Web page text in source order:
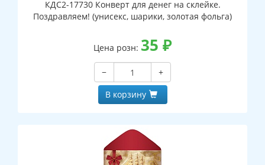
КДС2-17730 Конверт для денег на склейке.
Поздравляем! (унисекс, шарики, золотая фольга)
Цена розн: 35 ₽
−
+
В корзину